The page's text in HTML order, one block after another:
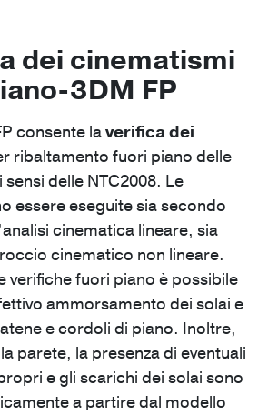
3D
del macro-elemento
dei cinematismi
3DM FP
consente laverifica dei
ribaltamento fuori piano delle
delle NTC2008. Le
essere eseguite sia secondo
cinematica lineare, sia
cinematico non lineare.
verifiche fuori piano è possibile
ammorsamento dei solai e
e cordoli di piano. Inoltre,
parete, la presenza di eventuali
e gli scarichi dei solai sono
a partire dal modello